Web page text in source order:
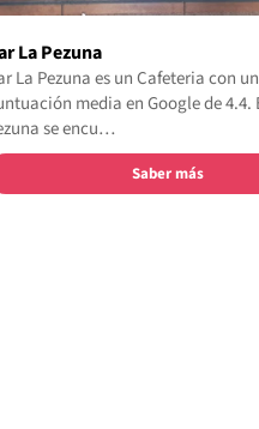
La Pezuna
La Pezuna es un Cafeteria con
media en Google de 4.4.
se encu…
Saber más